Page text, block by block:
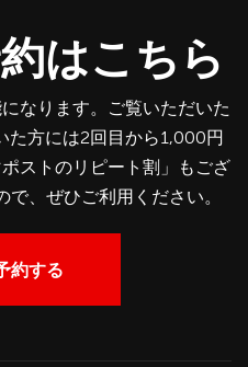
はこちら
なります。ご覧いただいた
た方には2回目から1,000円
ストのリピート割」もござ
、ぜひご利用ください。
約する